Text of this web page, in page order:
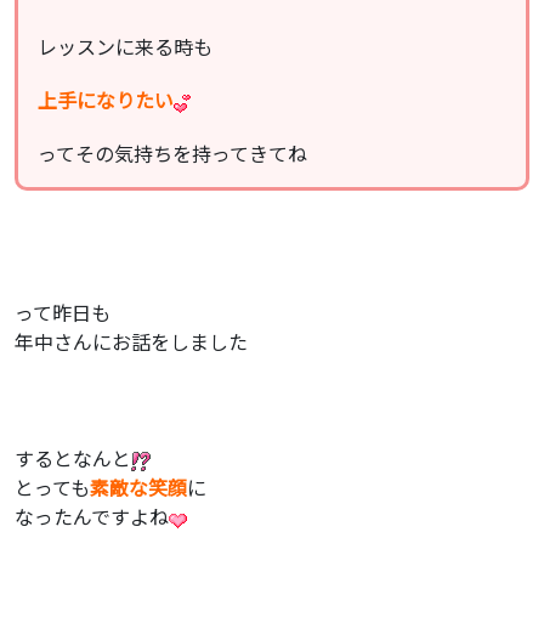
レッスンに来る時も
上手になりたい
ってその気持ちを持ってきてね
って昨日も
年中さんにお話をしました
するとなんと
とっても素敵な笑顔に
なったんですよね